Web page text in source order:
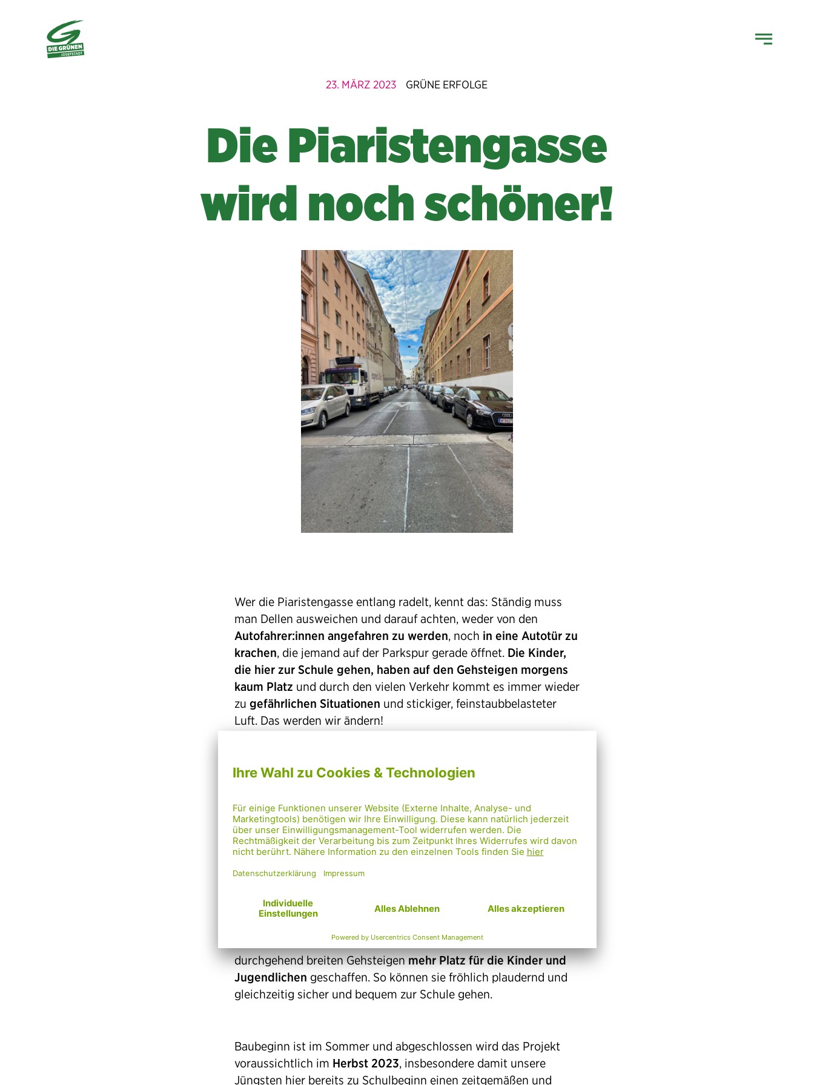
23. MÄRZ 2023 GRÜNE ERFOLGE
Die Piaristengasse
wird noch schöner!
Wer die Piaristengasse entlang radelt, kennt das: Ständig muss
man Dellen ausweichen und darauf achten, weder von den
Autofahrer:innen angefahren zu werden, noch in eine Autotür zu
krachen, die jemand auf der Parkspur gerade öffnet. Die Kinder,
die hier zur Schule gehen, haben auf den Gehsteigen morgens
kaum Platz und durch den vielen Verkehr kommt es immer wieder
zu gefährlichen Situationen und stickiger, feinstaubbelasteter
Luft. Das werden wir ändern!
Nachdem der Straßenbelag in der Piaristengasse zwischen dem
muss, nützen wir die Chance, sie klimagerecht,modern und
sicherzu machen.
Elf neue Bäume und ein großes Grünbeet sorgen für Beschattung
Sitzgelegenheiten und ein Trinkbrunnen
fördern die
Nachbarschaft. Auf Seite der Kirche und der Schule wird mit
durchgehend breiten Gehsteigenmehr Platz für die Kinder und
Jugendlichen geschaffen. So können sie fröhlich plaudernd und
gleichzeitig sicher und bequem zur Schule gehen.
Baubeginn ist im Sommer und abgeschlossen wird das Projekt
voraussichtlich im Herbst 2023, insbesondere damit unsere
Jüngsten hier bereits zu Schulbeginn einen zeitgemäßen und